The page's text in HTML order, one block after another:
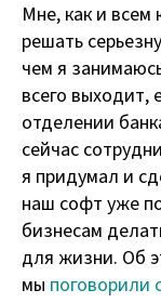
Мне, как и всем
решать
чем я
всего выходит,
отделении
сейчас
я придумал и
наш софт уже
бизнесам
для жизни. Об
мы поговорили